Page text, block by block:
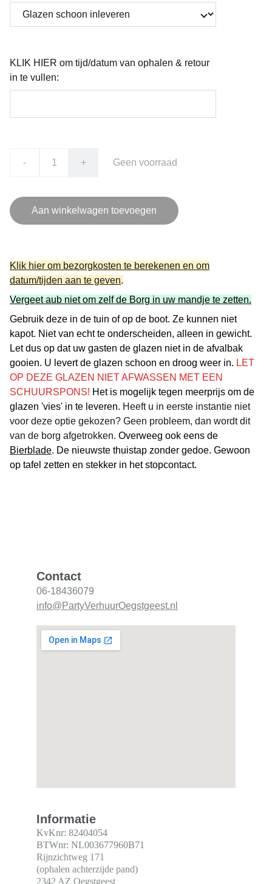
KLIK HIER om tijd/datum van ophalen & retour
in te vullen:
- + Geen voorraad
Aan winkelwagen toevoegen
Klik hier om bezorgkosten te berekenen en om
datum/tijden aan te geven.
Vergeet aub niet om zelf de Borg in uw mandje te zetten.
Gebruik deze in de tuin of op de boot. Ze kunnen niet
kapot. Niet van echt te onderscheiden, alleen in gewicht.
Let dus op dat uw gasten de glazen niet in de afvalbak
gooien. U levert de glazen schoon en droog weer in. LET
OP DEZE GLAZEN NIET AFWASSEN MET EEN
SCHUURSPONS! Het is mogelijk tegen meerprijs om de
glazen 'vies' in te leveren. Heeft u in eerste instantie niet
voor deze optie gekozen? Geen probleem, dan wordt dit
van de borg afgetrokken. Overweeg ook eens de
Bierblade. De nieuwste thuistap zonder gedoe. Gewoon
op tafel zetten en stekker in het stopcontact.
Contact
info@PartyVerhuurOegstgeest.nl
06-18436079
Informatie
KvKnr: 82404054
BTWnr: NL003677960B71
Rijnzichtweg 171
(ophalen achterzijde pand)
2342 AZ Oegstgeest